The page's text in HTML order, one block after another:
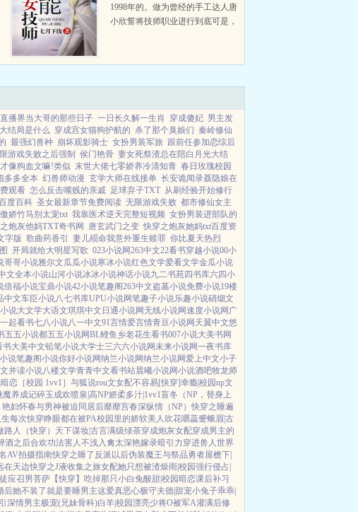
1998年的。做为曾经的手工达人唐
小欣誓将技师职业进行到底可是，
要啦，这是无耻...
播界当大哥的那些日子 一日长久解一生肖 穿成傻妃 男主发
结局是什么 穿成宫女猫狗护航的 杀了那个臭娘们 秦岭修仙
最强幻兽种 崩坏观影骑士 女扮男装军旅 跟前任参加恋综后
游戏失败之后强制 侯门艳骨 妻女死祭渣总在陪白月光大结
像狗血文嘛!类似 末世大佬七零娇养冷清知青 春日玫瑰校园
多多全本 幻兽师动漫 玄学大师在线接单 长安诡闻录聂隐娘在
观看 怎么反击嘴贱的亲戚 足球弃子TXT 从刷经验开始修行
度百科 圣女最新章节免费阅读 无限游戏失败 都市修仙女主
娇竹马别太宠txt 我靠医术逆天完整短视频 女扮男装进部队的
炮灰他妈TXT奇书网 唐玄武门之变 快穿之炮灰她妈txt百度资
字版 歌曲药香引 妻儿殒命我意外重生赎罪 你比夏天热烈
开局就给大明星写歌 023小说网263中文22看书穿越小说00小
哥哥小说雅尔文瓜瓜小说寒冰小说红色文学爱看文学金瓜小说
文全本小说山河小说冰冰小说神话小说九二书苑四书库六四小
倍福小说宝鼎小说42小说笔趣阁263中文盗墓小说免费小说19楼
中文车臣小说八七书库UPU小说网笔趣子小说乐趣小说硝烟文
说大文学大语文琪琪中文 日通小说网无线小说网速度小说网 广
一起看书七八小说八一中文91言情爱言情青豆小说网 天翼中文悠
五五小说都五五小说网BL鲤鱼乡老花生看书007小说大美书网
书大美中文铅笔小说大学士三六六小说网未来小说网一夜书库
说笔趣阁小说你好小说网纳兰小说网纳兰小说网爱上中文小子
并读小说八楼文学青青中文看书站晨曦小说网小说酒吧牧龙师
暗恋［校园 1vv1］ 与狐说rou文女配不容易[快穿]幸瘾|校园np文
魔养成记碎玉成欢喷泉|高NP娇柔多汁|1vv1盲冬（NP，替身上
艳妇怀春与男神被迫同居后靡靡宫春深纵情（NP）快穿之睡遍
每次快穿睁眼都在被PA校园里的娇软美人 吹花嚼蕊蹙蛾眉|古
人（快穿） 天下谋妆|古言满级绿茶穿成炮灰女配穿成男主的
酒之后合欢功法害人不浅入禽太深艳嫁录暗引力穿进兽人世界
AV拍摄指南快穿之睡了反派以后伪装魔王与祭品勇者屋檐下|
在天边快穿之J液收集之旅女配她只想被渣燥雨|校园强行侵占|
应召男菩萨 【快穿】吃掉那只小白兔酸甜|校园暗恋课后补习
后她不装了就是要睡男主这爱真恶心极守夫德|甜宠小兔子乖乖|
深情男主极宠(兄妹骨科)白羊|校园漂亮少将O被军A灌满后修